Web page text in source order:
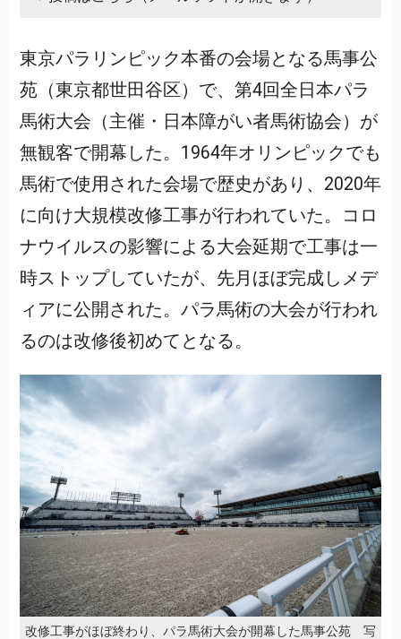
東京パラリンピック本番の会場となる馬事公
苑（東京都世田谷区）で、第4回全日本パラ
馬術大会（主催・日本障がい者馬術協会）が
無観客で開幕した。1964年オリンピックでも
馬術で使用された会場で歴史があり、2020年
に向け大規模改修工事が行われていた。コロ
ナウイルスの影響による大会延期で工事は一
時ストップしていたが、先月ほぼ完成しメデ
ィアに公開された。パラ馬術の大会が行われ
るのは改修後初めてとなる。
改修工事がほぼ終わり、パラ馬術大会が開幕した馬事公苑 写